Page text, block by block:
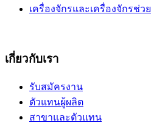
เครื่องจักรและเครื่องจักรช่วย
เกี่ยวกับเรา
รับสมัครงาน
ตัวแทนผู้ผลิต
สาขาและตัวแทน